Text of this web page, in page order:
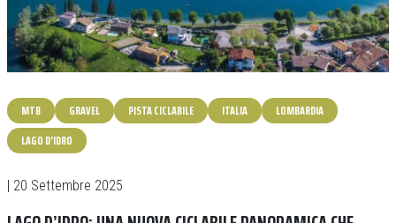
MTB GRAVEL PISTA CICLABILE ITALIA
LOMBARDIA
LAGO D'IDRO
| 20 Settembre 2025